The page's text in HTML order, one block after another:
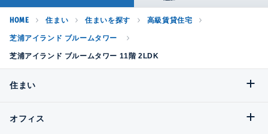
HOME 住まい 住まいを探す 高級賃貸住宅
芝浦アイランド ブルームタワー
芝浦アイランド ブルームタワー 11階 2LDK
住まい
オフィス